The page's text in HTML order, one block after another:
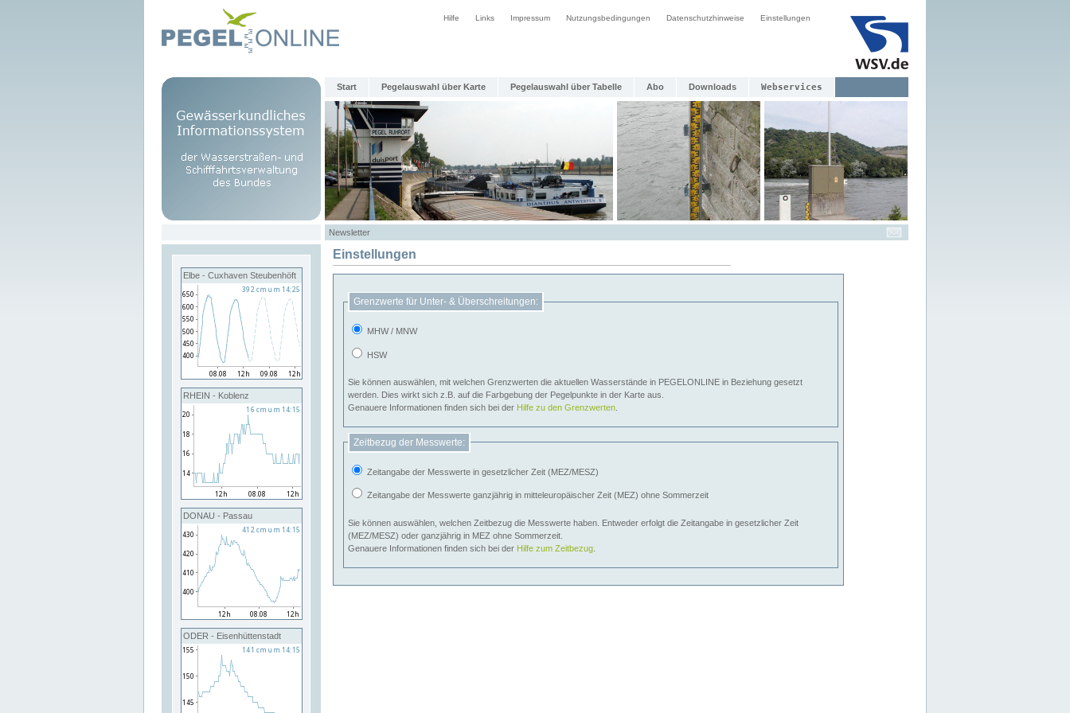
Hilfe Links Impressum Nutzungsbedingungen Datenschutzhinweise Einstellungen
Start Pegelauswahl über Karte Pegelauswahl über Tabelle Abo Downloads Webservices
Newsletter
Elbe - Cuxhaven Steubenhöft
RHEIN - Koblenz
DONAU - Passau
ODER - Eisenhüttenstadt
Einstellungen
Grenzwerte für Unter- & Überschreitungen:
MHW / MNW
HSW
Sie können auswählen, mit welchen Grenzwerten die aktuellen Wasserstände in PEGELONLINE in Beziehung gesetzt
werden. Dies wirkt sich z.B. auf die Farbgebung der Pegelpunkte in der Karte aus.
Genauere Informationen finden sich bei der Hilfe zu den Grenzwerten
Zeitbezug der Messwerte:
Zeitangabe der Messwerte in gesetzlicher Zeit (MEZ/MESZ)
Zeitangabe der Messwerte ganzjährig in mitteleuropäischer Zeit (MEZ) ohne Sommerzeit
Sie können auswählen, welchen Zeitbezug die Messwerte haben. Entweder erfolgt die Zeitangabe in gesetzlicher Zeit
(MEZ/MESZ) oder ganzjährig in MEZ ohne Sommerzeit.
Genauere Informationen finden sich bei der Hilfe zum Zeitbezug